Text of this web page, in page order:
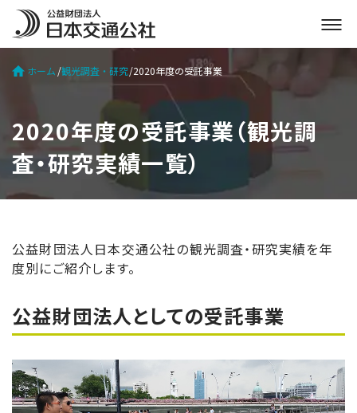
メ
ニ
ホーム 観光調査・研究 2020年度の受託事業
2020年度の受託事業（観光調
査・研究実績一覧）
公益財団法人日本交通公社の観光調査・研究実績を年
度別にご紹介します。
公益財団法人としての受託事業